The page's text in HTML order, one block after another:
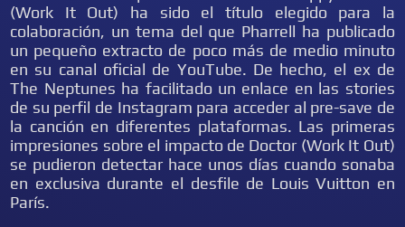
(Work It Out) ha sido el título elegido para la
colaboración, un tema del que Pharrell ha publicado
un pequeño extracto de poco más de medio minuto
en su canal oficial de YouTube. De hecho, el ex de
The Neptunes ha facilitado un enlace en las stories
de su perfil de Instagram para acceder al pre-save de
la canción en diferentes plataformas. Las primeras
impresiones sobre el impacto de Doctor (Work It Out)
se pudieron detectar hace unos días cuando sonaba
en exclusiva durante el desfile de Louis Vuitton en
París.